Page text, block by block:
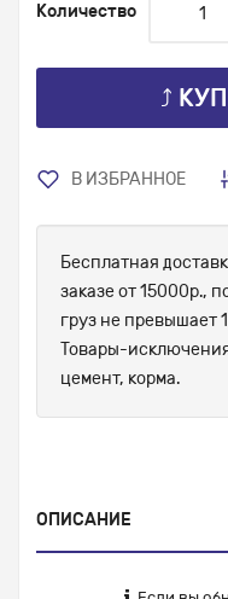
Количество
⤴
В ИЗБРАННОЕ
Бесплатная
заказе от 15000р.,
груз не превышает
Товары-
цемент, корма.
ОПИСАНИЕ